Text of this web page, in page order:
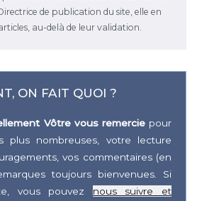
de publication du site, elle en
au-delà de leur validation.
ON FAIT QUOI ?
Vôtre vous remerciepour
plus nombreuses, votre lecture
vos commentaires (en
toujours bienvenues. Si
vous pouvez nous suivre et